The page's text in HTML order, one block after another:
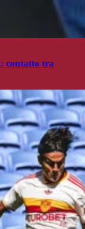
contatto tra